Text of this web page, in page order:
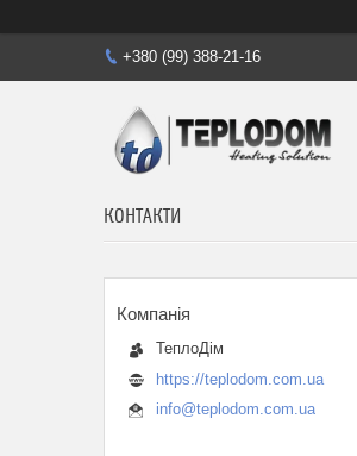
+380 (99) 388-21-16
КОНТАКТИ
ТеплоДім
https://teplodom.com.ua
info@teplodom.com.ua